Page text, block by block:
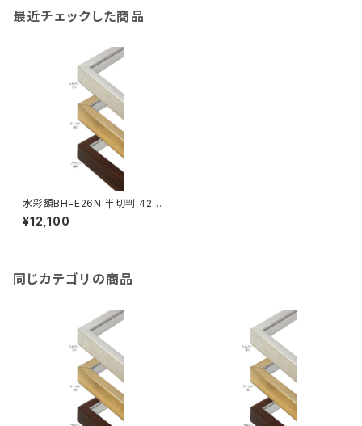
最近チェックした商品
水彩額BH-E26N 半切判 423
×545ミリ
¥12,100
同じカテゴリの商品